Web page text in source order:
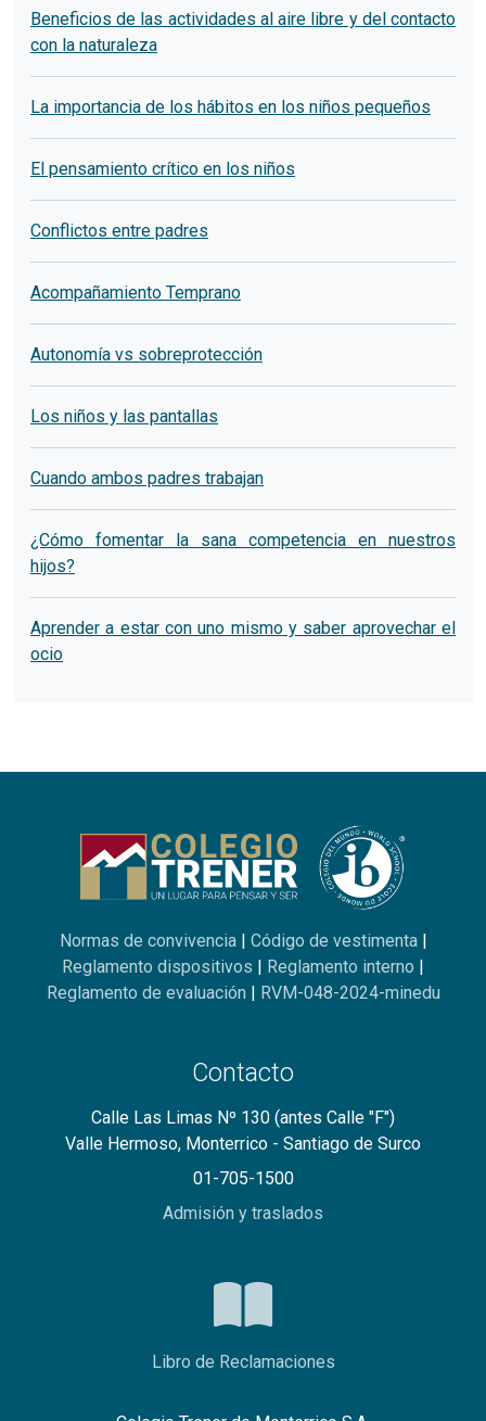
Beneficios de las actividades al aire libre y del contacto
con la naturaleza
La importancia de los hábitos en los niños pequeños
El pensamiento crítico en los niños
Conflictos entre padres
Acompañamiento Temprano
Autonomía vs sobreprotección
Los niños y las pantallas
Cuando ambos padres trabajan
¿Cómo fomentar la sana competencia en nuestros
hijos?
Aprender a estar con uno mismo y saber aprovechar el
ocio
Normas de convivencia | Código de vestimenta |
Reglamento dispositivos | Reglamento interno |
Reglamento de evaluación | RVM-048-2024-minedu
Contacto
Calle Las Limas Nº 130 (antes Calle "F")
Valle Hermoso, Monterrico - Santiago de Surco
01-705-1500
Admisión y traslados
Libro de Reclamaciones